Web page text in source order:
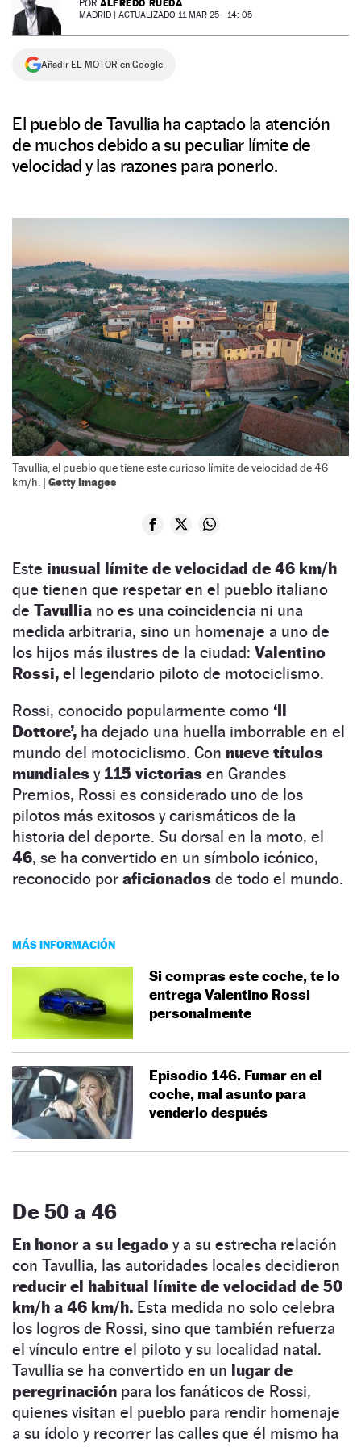
NEWSLETTER
SÍGUENOS
POR ALFREDO RUEDA
MADRID | ACTUALIZADO 11 MAR 25 - 14: 05
Añadir EL MOTOR en Google
El pueblo de Tavullia ha captado la atención
de muchos debido a su peculiar límite de
velocidad y las razones para ponerlo.
Tavullia, el pueblo que tiene este curioso límite de velocidad de 46
km/h. | Getty Images
Este inusual límite de velocidad de 46 km/h
que tienen que respetar en el pueblo italiano
de Tavullia no es una coincidencia ni una
medida arbitraria, sino un homenaje a uno de
los hijos más ilustres de la ciudad: Valentino
Rossi, el legendario piloto de motociclismo.
Rossi, conocido popularmente como ‘Il
Dottore’, ha dejado una huella imborrable en el
mundo del motociclismo. Con nueve títulos
mundiales y 115 victorias en Grandes
Premios, Rossi es considerado uno de los
pilotos más exitosos y carismáticos de la
historia del deporte. Su dorsal en la moto, el
46, se ha convertido en un símbolo icónico,
reconocido por aficionados de todo el mundo.
MÁS INFORMACIÓN
Si compras este coche, te lo
entrega Valentino Rossi
personalmente
Episodio 146. Fumar en el
coche, mal asunto para
venderlo después
De 50 a 46
En honor a su legado y a su estrecha relación
con Tavullia, las autoridades locales decidieron
reducir el habitual límite de velocidad de 50
km/h a 46 km/h. Esta medida no solo celebra
los logros de Rossi, sino que también refuerza
el vínculo entre el piloto y su localidad natal.
Tavullia se ha convertido en un lugar de
peregrinación para los fanáticos de Rossi,
quienes visitan el pueblo para rendir homenaje
a su ídolo y recorrer las calles que él mismo ha